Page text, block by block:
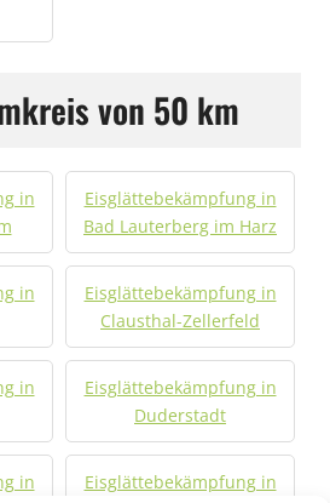
von 50 km
in
Eisglättebekämpfung in
Bad Lauterberg im Harz
in
Eisglättebekämpfung in
Clausthal-Zellerfeld
in
Eisglättebekämpfung in
Duderstadt
in
Eisglättebekämpfung in